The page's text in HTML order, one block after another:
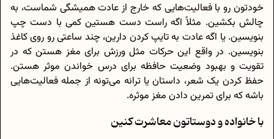
خودتون رو با فعالیت‌هایی که خارج از عادت همیشگی شماست، به
چالش بکشین. مثلاً اگه راست دست هستین کمی با دست چپ
بنویسین. یا اگه عادت به تایپ کردن دارین، چند ساعتی رو روی کاغذ
بنویسین. در واقع این حرکات مثل ورزش برای مغز هستن که در
تقویت و بهبود وضعیت حافظه برای درس خواندن موثر هستن.
حفظ کردن یک شعر، داستان یا ترانه می‌تونه از جمله فعالیت‌هایی
باشه که برای تمرین دادن مغز موثره.
با خانواده و دوستاتون معاشرت کنین